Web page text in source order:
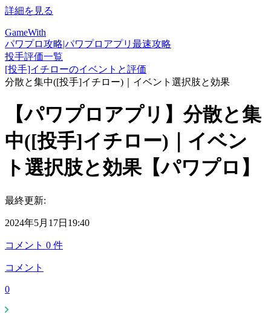
詳細を見る
GameWith
パワプロ攻略|パワプロアプリ最速攻略
投手評価一覧
[投手]イチローのイベントと評価
分散と集中([投手]イチロー)｜イベント選択肢と効果
【パワプロアプリ】分散と集
中([投手]イチロー)｜イベン
ト選択肢と効果【パワプロ】
最終更新:
2024年5月17日19:40
コメント 0 件
コメント
0